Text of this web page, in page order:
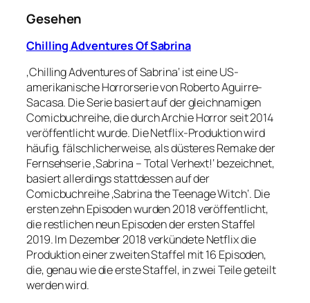
Gesehen
Chilling Adventures Of Sabrina
‚Chilling Adventures of Sabrina‘ ist eine US-
amerikanische Horrorserie von Roberto Aguirre-
Sacasa. Die Serie basiert auf der gleichnamigen
Comicbuchreihe, die durch Archie Horror seit 2014
veröffentlicht wurde. Die Netflix-Produktion wird
häufig, fälschlicherweise, als düsteres Remake der
Fernsehserie ‚Sabrina – Total Verhext!‘ bezeichnet,
basiert allerdings stattdessen auf der
Comicbuchreihe ‚Sabrina the Teenage Witch‘. Die
ersten zehn Episoden wurden 2018 veröffentlicht,
die restlichen neun Episoden der ersten Staffel
2019. Im Dezember 2018 verkündete Netflix die
Produktion einer zweiten Staffel mit 16 Episoden,
die, genau wie die erste Staffel, in zwei Teile geteilt
werden wird.